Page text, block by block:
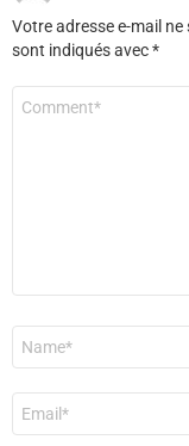
Votre adresse e-mail ne
sont indiqués avec*
Commentaire
Nom
E-
mail
*